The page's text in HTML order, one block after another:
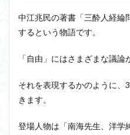
中江兆民の著書「三酔人経綸
するという物語です。
「自由」にはさまざまな議論
それを表現するかのように、
きます。
登場人物は「南海先生、洋学